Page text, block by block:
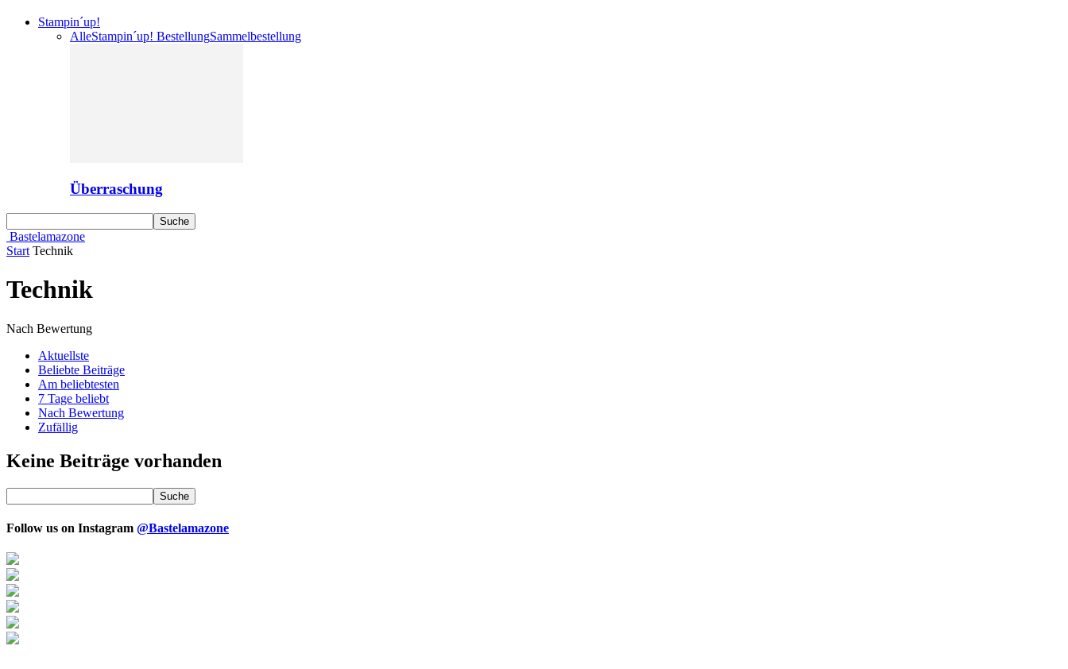
Stampin´up!
AlleStampin´up! BestellungSammelbestellung
Überraschung
Bastelamazone
Start Technik
Technik
Nach Bewertung
Aktuellste
Beliebte Beiträge
Am beliebtesten
7 Tage beliebt
Nach Bewertung
Zufällig
Keine Beiträge vorhanden
Follow us on Instagram @Bastelamazone